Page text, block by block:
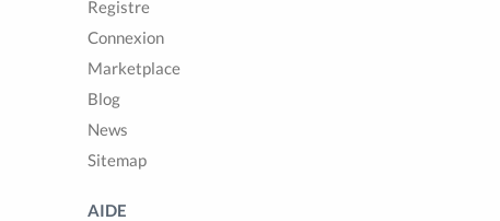
Registre
Connexion
Marketplace
Blog
News
Sitemap
AIDE